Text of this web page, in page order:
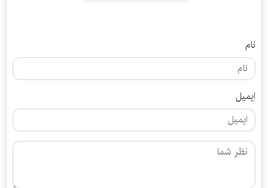
نام
ایمیل